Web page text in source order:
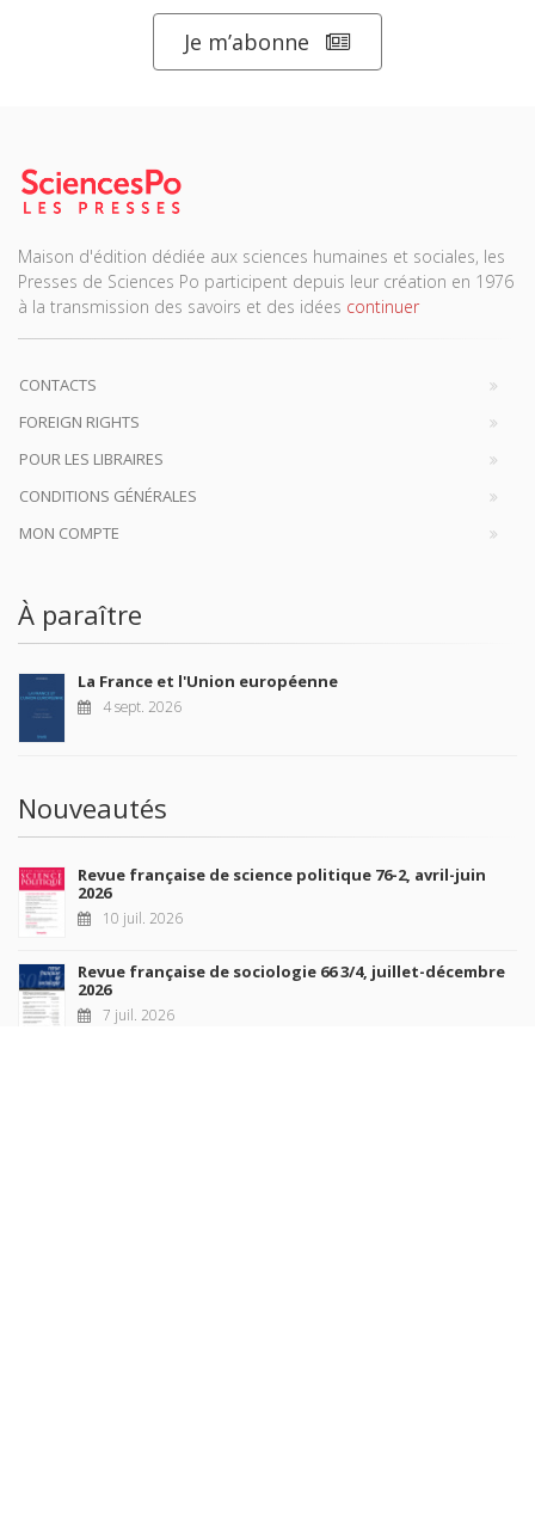
Je m’abonne
Maison d'édition dédiée aux sciences humaines et sociales, les
Presses de Sciences Po participent depuis leur création en 1976
à la transmission des savoirs et des idées continuer
CONTACTS
FOREIGN RIGHTS
POUR LES LIBRAIRES
CONDITIONS GÉNÉRALES
MON COMPTE
À paraître
La France et l'Union européenne
4 sept. 2026
Nouveautés
Revue française de science politique 76-2, avril-juin
2026
10 juil. 2026
Revue française de sociologie 66 3/4, juillet-décembre
2026
7 juil. 2026